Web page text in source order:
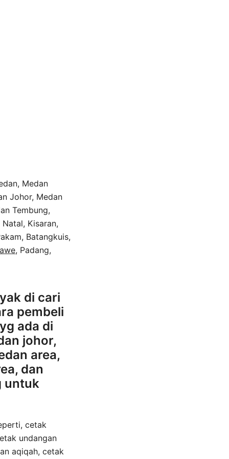
Medan
Johor, Medan
Tembung,
Kisaran,
Batangkuis,
, Padang,
di cari
pembeli
ada di
johor,
area,
dan
untuk
cetak
undangan
aqiqah, cetak